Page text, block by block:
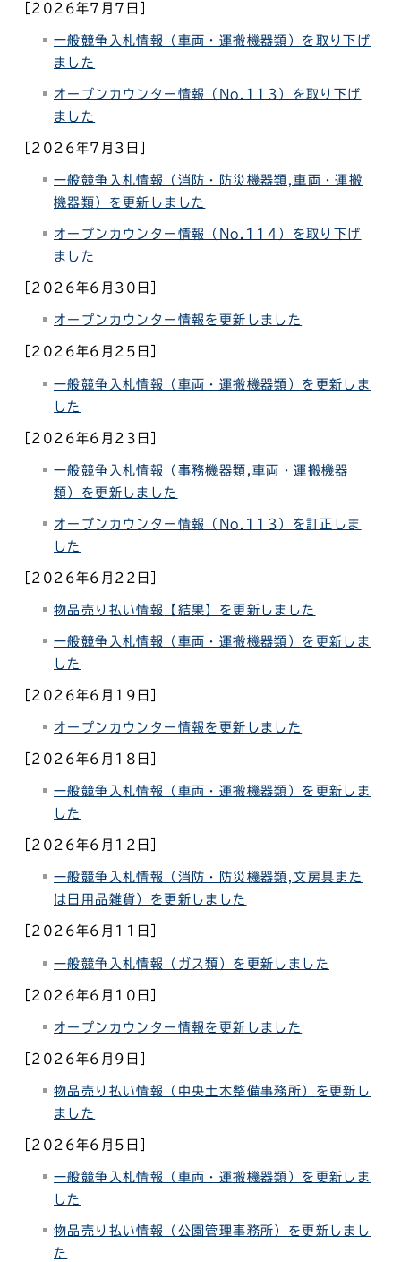
［2026年7月7日］
一般競争入札情報（車両・運搬機器類）を取り下げ
ました
オープンカウンター情報（No.113）を取り下げ
ました
［2026年7月3日］
一般競争入札情報（消防・防災機器類,車両・運搬
機器類）を更新しました
オープンカウンター情報（No.114）を取り下げ
ました
［2026年6月30日］
オープンカウンター情報を更新しました
［2026年6月25日］
一般競争入札情報（車両・運搬機器類）を更新しま
した
［2026年6月23日］
一般競争入札情報（事務機器類,車両・運搬機器
類）を更新しました
オープンカウンター情報（No.113 ）を訂正しま
した
［2026年6月22日］
物品売り払い情報 【結果】を更新しました
一般競争入札情報（車両・運搬機器類）を更新しま
した
［2026年6月19日］
オープンカウンター情報を更新しました
［2026年6月18日］
一般競争入札情報（車両・運搬機器類）を更新しま
した
［2026年6月12日］
一般競争入札情報（消防・防災機器類,文房具また
は日用品雑貨）を更新しました
［2026年6月11日］
一般競争入札情報（ガス類）を更新しました
［2026年6月10日］
オープンカウンター情報を更新しました
［2026年6月9日］
物品売り払い情報（中央土木整備事務所） を更新し
ました
［2026年6月5日］
一般競争入札情報（車両・運搬機器類）を更新しま
した
物品売り払い情報（公園管理事務所） を更新しまし
た